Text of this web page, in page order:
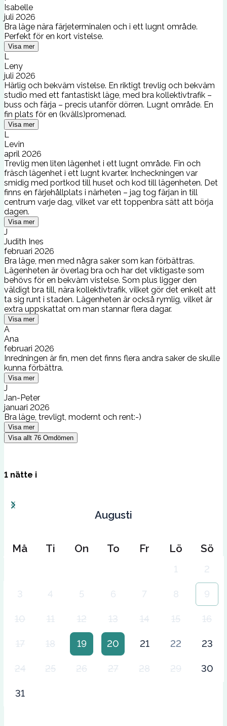
Isabelle
juli 2026
Bra läge nära färjeterminalen och i ett lugnt område.
Perfekt för en kort vistelse.
Visa mer
L
Leny
juli 2026
Härlig och bekväm vistelse. En riktigt trevlig och bekväm
studio med ett fantastiskt läge, med bra kollektivtrafik –
buss och färja – precis utanför dörren. Lugnt område. En
fin plats för en (kvälls)promenad.
Visa mer
L
Levin
april 2026
Trevlig men liten lägenhet i ett lugnt område. Fin och
fräsch lägenhet i ett lugnt kvarter. Incheckningen var
smidig med portkod till huset och kod till lägenheten. Det
finns en färjehållplats i närheten – jag tog färjan in till
centrum varje dag, vilket var ett toppenbra sätt att börja
dagen.
Visa mer
J
Judith Ines
februari 2026
Bra läge, men med några saker som kan förbättras.
Lägenheten är överlag bra och har det viktigaste som
behövs för en bekväm vistelse. Som plus ligger den
väldigt bra till, nära kollektivtrafik, vilket gör det enkelt att
ta sig runt i staden. Lägenheten är också rymlig, vilket är
extra uppskattat om man stannar flera dagar.
Visa mer
A
Ana
februari 2026
Inredningen är fin, men det finns flera andra saker de skulle
kunna förbättra.
Visa mer
J
Jan-Peter
januari 2026
Bra läge, trevligt, modernt och rent:-)
Visa mer
Visa allt 76 Omdömen
1 nätte i
Augusti
Må Ti On To Fr Lö Sö
1 2
3 4 5 6 7 8 9
10 11 12 13 14 15 16
17 18 19 20 21 22 23
24 25 26 27 28 29 30
31